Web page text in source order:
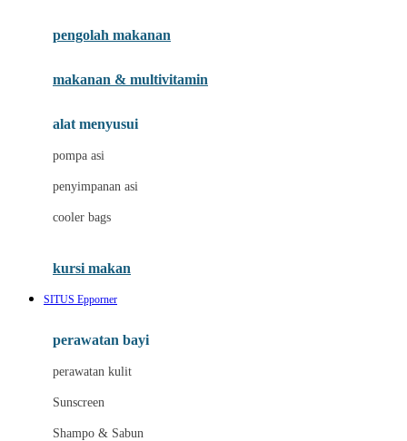
Joolz
Leclerc
Lee Vierra
Lillebaby
Little Bird Told Me
Little Miss Janis
London Taxi
pengolah makanan
makanan & multivitamin
alat menyusui
pompa asi
penyimpanan asi
cooler bags
kursi makan
SITUS Epporner
perawatan bayi
perawatan kulit
Sunscreen
Shampo & Sabun